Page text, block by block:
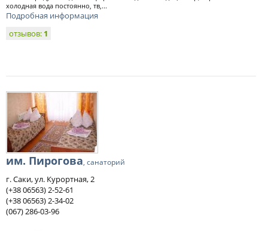
холодная вода постоянно, тв,...
Подробная информация
отзывов: 1
им. Пирогова, санаторий
г. Саки, ул. Курортная, 2
(+38 06563) 2-52-61
(+38 06563) 2-34-02
(067) 286-03-96